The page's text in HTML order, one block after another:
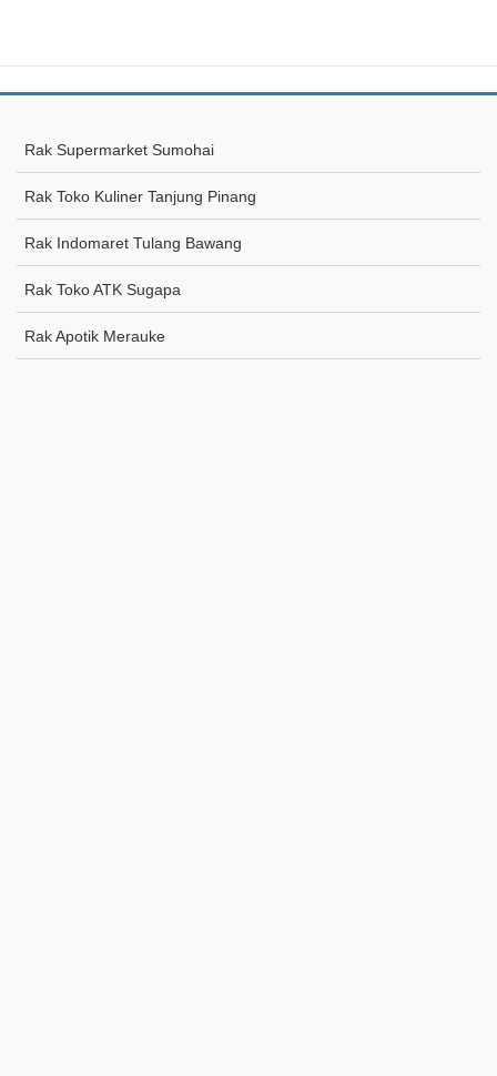
Rak Supermarket Sumohai
Rak Toko Kuliner Tanjung Pinang
Rak Indomaret Tulang Bawang
Rak Toko ATK Sugapa
Rak Apotik Merauke